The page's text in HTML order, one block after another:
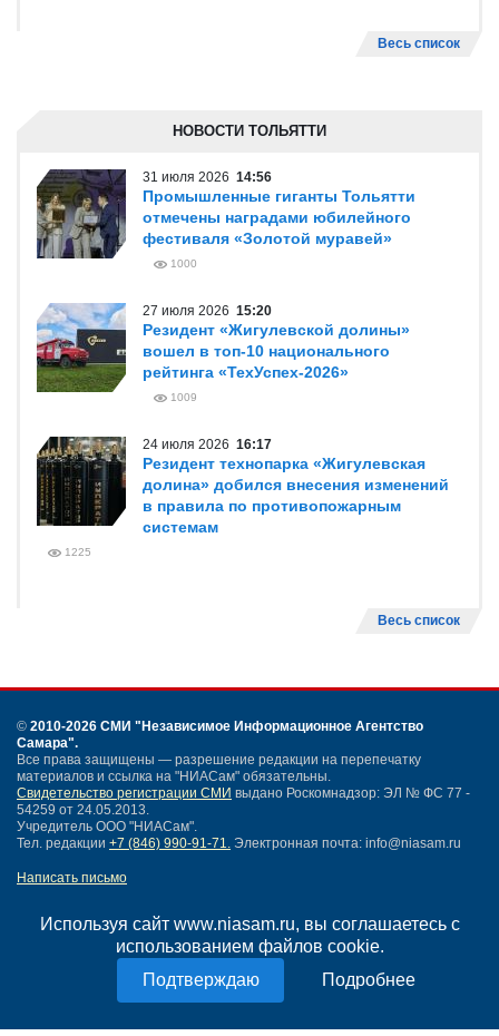
Используя сайт www.niasam.ru, вы соглашаетесь с
использованием файлов cookie.
Подробнее
Весь список
НОВОСТИ ТОЛЬЯТТИ
31 июля 2026 14:56
Промышленные гиганты Тольятти
отмечены наградами юбилейного
фестиваля «Золотой муравей»
1000
27 июля 2026 15:20
Резидент «Жигулевской долины»
вошел в топ-10 национального
рейтинга «ТехУспех-2026»
1009
24 июля 2026 16:17
Резидент технопарка «Жигулевская
долина» добился внесения изменений
в правила по противопожарным
системам
1225
Весь список
© 2010-2026 СМИ "Независимое Информационное Агентство
Самара".
Все права защищены — разрешение редакции на перепечатку
материалов и ссылка на "НИАСам" обязательны.
Свидетельство регистрации СМИ выдано Роскомнадзор: ЭЛ № ФС 77 -
54259 от 24.05.2013.
Учредитель ООО "НИАСам".
Тел. редакции +7 (846) 990-91-71. Электронная почта: info@niasam.ru
Написать письмо
Нашли ошибку?
Политика конфиденциальности